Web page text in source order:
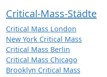
Critical-Mass-Städte
Critical Mass London
New York Critical Mass
Critical Mass Berlin
Critical Mass Chicago
Brooklyn Critical Mass